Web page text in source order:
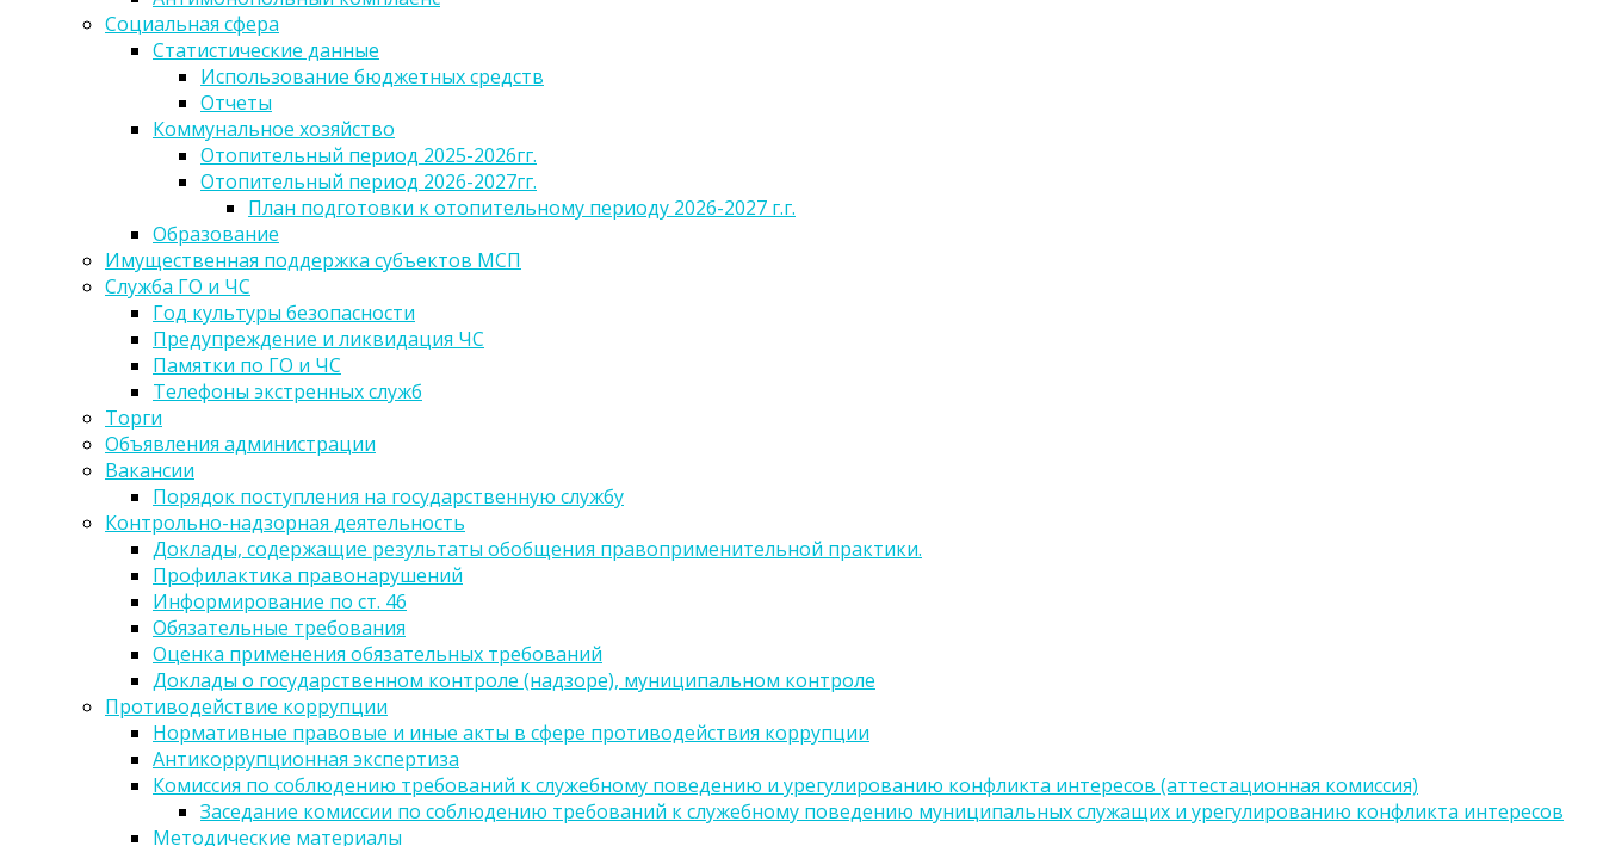
Социальная сфера
Статистические данные
Использование бюджетных средств
Отчеты
Коммунальное хозяйство
Отопительный период 2025-2026гг.
Отопительный период 2026-2027гг.
План подготовки к отопительному периоду 2026-2027 г.г.
Образование
Имущественная поддержка субъектов МСП
Служба ГО и ЧС
Год культуры безопасности
Предупреждение и ликвидация ЧС
Памятки по ГО и ЧС
Телефоны экстренных служб
Торги
Объявления администрации
Вакансии
Порядок поступления на государственную службу
Контрольно-надзорная деятельность
Доклады, содержащие результаты обобщения правоприменительной практики.
Профилактика правонарушений
Информирование по ст. 46
Обязательные требования
Оценка применения обязательных требований
Доклады о государственном контроле (надзоре), муниципальном контроле
Противодействие коррупции
Нормативные правовые и иные акты в сфере противодействия коррупции
Антикоррупционная экспертиза
Комиссия по соблюдению требований к служебному поведению и урегулированию конфликта интересов (аттестационная комиссия)
Заседание комиссии по соблюдению требований к служебному поведению муниципальных служащих и урегулированию конфликта интересов
Методические материалы